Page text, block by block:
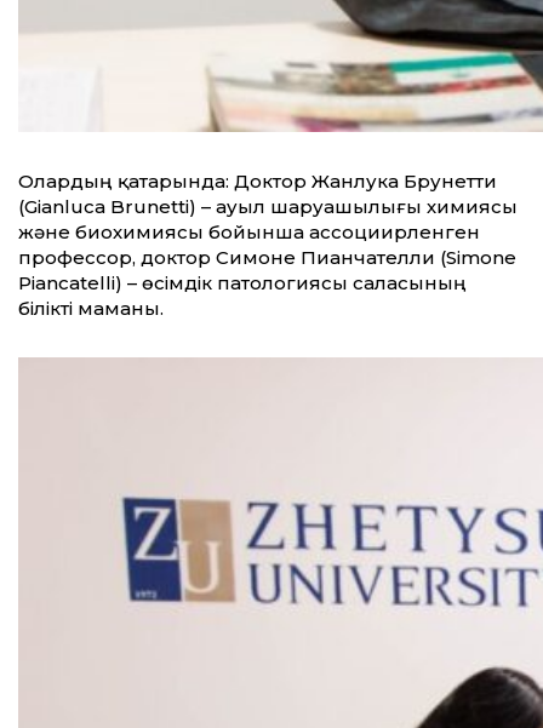
Олардың қатарында: Доктор Жанлука Брунетти
(Gianluca Brunetti) – ауыл шаруашылығы химиясы
және биохимиясы бойынша ассоциирленген
профессор, доктор Симоне Пианчателли (Simone
Piancatelli) – өсімдік патологиясы саласының
білікті маманы.